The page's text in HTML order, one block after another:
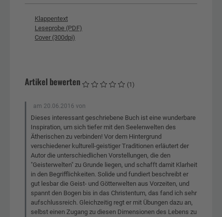
Klappentext
Leseprobe (PDF)
Cover (300dpi)
Artikel bewerten (1)
am 20.06.2016 von
Dieses interessant geschriebene Buch ist eine wunderbare
Inspiration, um sich tiefer mit den Seelenwelten des
Ätherischen zu verbinden! Vor dem Hintergrund
verschiedener kulturell-geistiger Traditionen erläutert der
Autor die unterschiedlichen Vorstellungen, die den
"Geisterwelten" zu Grunde liegen, und schafft damit Klarheit
in den Begrifflichkeiten. Solide und fundiert beschreibt er
gut lesbar die Geist- und Götterwelten aus Vorzeiten, und
spannt den Bogen bis in das Christentum, das fand ich sehr
aufschlussreich. Gleichzeitig regt er mit Übungen dazu an,
selbst einen Zugang zu diesen Dimensionen des Lebens zu